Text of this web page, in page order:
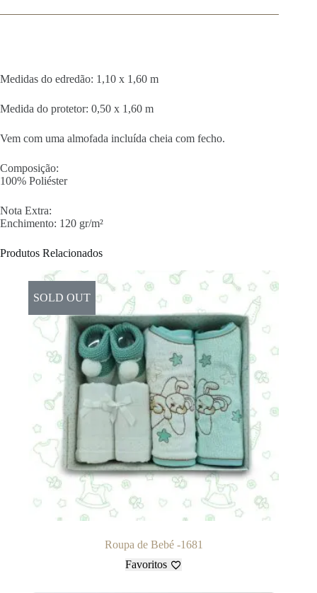
Medidas do edredão: 1,10 x 1,60 m
Medida do protetor: 0,50 x 1,60 m
Vem com uma almofada incluída cheia com fecho.
Composição:
100% Poliéster
Nota Extra:
Enchimento: 120 gr/m²
Produtos Relacionados
SOLD OUT
Roupa de Bebé -1681
Favoritos